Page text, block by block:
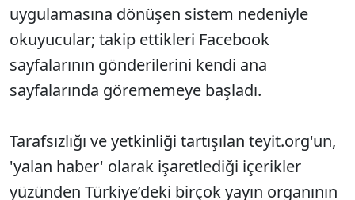
uygulamasına dönüşen sistem nedeniyle
okuyucular; takip ettikleri Facebook
sayfalarının gönderilerini kendi ana
sayfalarında görememeye başladı.
Tarafsızlığı ve yetkinliği tartışılan teyit.org'un,
'yalan haber' olarak işaretlediği içerikler
yüzünden Türkiye’deki birçok yayın organının